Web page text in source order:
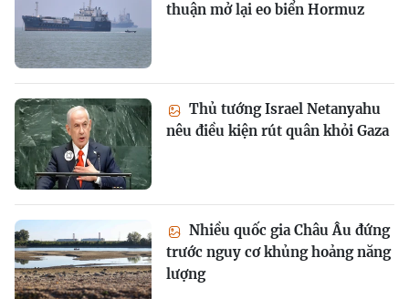
thuận mở lại eo biển Hormuz
Thủ tướng Israel Netanyahu
nêu điều kiện rút quân khỏi Gaza
Nhiều quốc gia Châu Âu đứng
trước nguy cơ khủng hoảng năng
lượng